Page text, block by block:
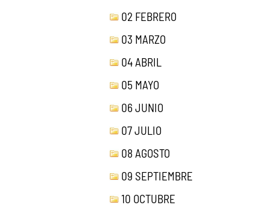
02 FEBRERO
03 MARZO
04 ABRIL
05 MAYO
06 JUNIO
07 JULIO
08 AGOSTO
09 SEPTIEMBRE
10 OCTUBRE